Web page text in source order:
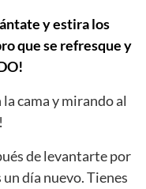
y estira los
que se refresque y
cama y mirando al
de levantarte por
día nuevo. Tienes